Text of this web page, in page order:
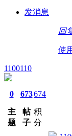
发消息
回
使
1100110
0
主
题
673
帖
子
674
积
分